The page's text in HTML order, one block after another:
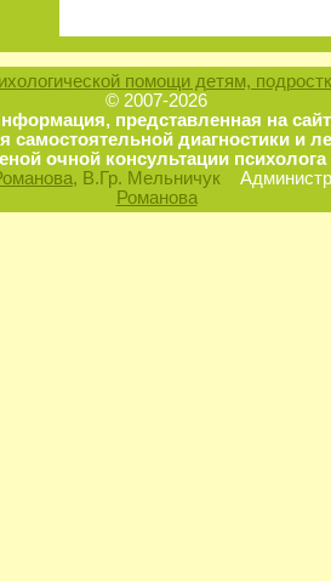
помощи детям,
© 2007-2026
представленная на
самостоятельной диагностики и
очной консультации
, В.Гр. Мельничук
Романова